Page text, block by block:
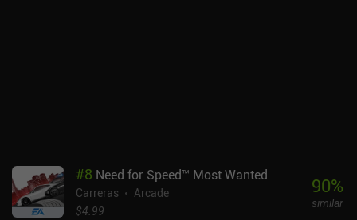
#8 Need for Speed™ Most Wanted
Carreras
Arcade
$4.99
90%
similar